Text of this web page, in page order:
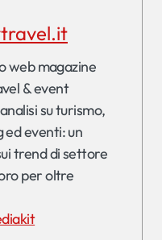
& event
su turismo,
ed eventi: un
trend di settore
per oltre